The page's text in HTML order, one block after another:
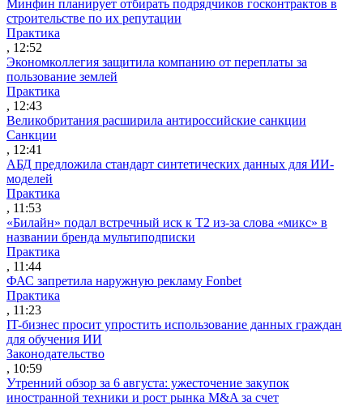
Минфин планирует отбирать подрядчиков госконтрактов в
строительстве по их репутации
Практика
, 12:52
Экономколлегия защитила компанию от переплаты за
пользование землей
Практика
, 12:43
Великобритания расширила антироссийские санкции
Санкции
, 12:41
АБД предложила стандарт синтетических данных для ИИ-
моделей
Практика
, 11:53
«Билайн» подал встречный иск к Т2 из-за слова «микс» в
названии бренда мультиподписки
Практика
, 11:44
ФАС запретила наружную рекламу Fonbet
Практика
, 11:23
IT-бизнес просит упростить использование данных граждан
для обучения ИИ
Законодательство
, 10:59
Утренний обзор за 6 августа: ужесточение закупок
иностранной техники и рост рынка M&A за счет